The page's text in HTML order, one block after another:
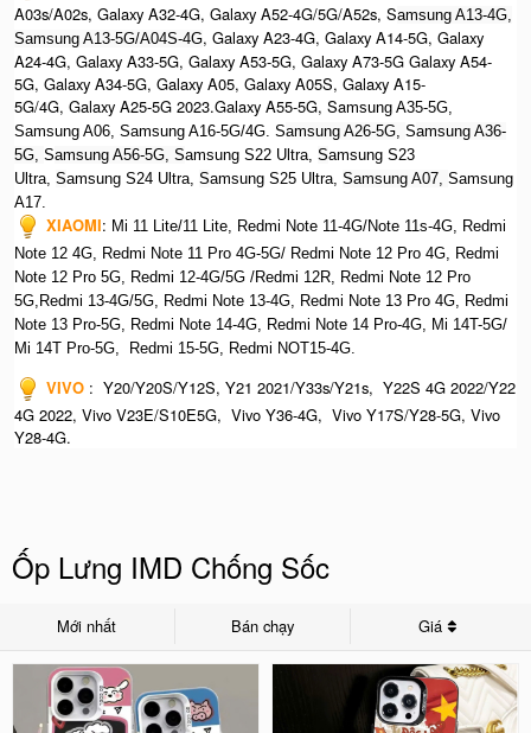
A03s/A02s, Galaxy A32-4G, Galaxy A52-4G/5G/A52s, Samsung A13-4G,
Samsung A13-5G/A04S-4G, Galaxy A23-4G, Galaxy A14-5G, Galaxy
A24-4G, Galaxy A33-5G, Galaxy A53-5G, Galaxy A73-5G Galaxy A54-
5G, Galaxy A34-5G, Galaxy A05, Galaxy A05S, Galaxy A15-
5G/4G, Galaxy A25-5G 2023.Galaxy A55-5G, Samsung A35-5G,
Samsung A06, Samsung A16-5G/4G. Samsung A26-5G, Samsung A36-
5G, Samsung A56-5G, Samsung S22 Ultra, Samsung S23
Ultra, Samsung S24 Ultra, Samsung S25 Ultra, Samsung A07, Samsung
A17.
XIAOMI: Mi 11 Lite/11 Lite, Redmi Note 11-4G/Note 11s-4G, Redmi
Note 12 4G,
Redmi Note 11 Pro 4G-5G/ Redmi Note 12 Pro 4G, Redmi
Note 12 Pro 5G, Redmi 12-4G/5G /Redmi 12R,
Redmi Note 12 Pro
5G,Redmi 13-4G/5G, Redmi Note 13-4G, Redmi Note 13 Pro 4G, Redmi
Note 13 Pro-5G, Redmi Note 14-4G, Redmi Note 14 Pro-4G, Mi 14T-5G/
Mi 14T Pro-5G,
Redmi 15-5G, Redmi NOT15-4G.
VIVO : Y20/Y20S/Y12S, Y21 2021/Y33s/Y21s, Y22S 4G 2022/Y22
4G 2022, Vivo V23E/S10E5G, Vivo Y36-4G, Vivo Y17S/Y28-5G, Vivo
Y28-4G.
Ốp Lưng IMD Chống Sốc
Mới nhất Bán chạy Giá